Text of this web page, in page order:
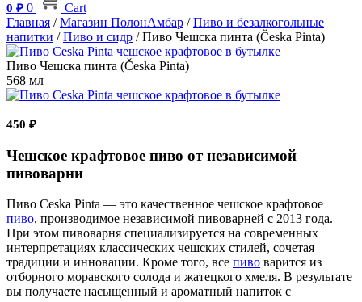
0 ₽ 0
Cart
Главная /Магазин ПолонАмбар /Пиво и безалкогольные
напитки /Пиво и сидр / Пиво Чешска пинта (Česka Pinta)
Пиво Чешска пинта (Česka Pinta)
568 мл
450 ₽
Чешское крафтовое пиво от независимой
пивоварни
Пиво Ceska Pinta — это качественное чешское крафтовое
пиво, производимое независимой пивоварней с 2013 года.
При этом пивоварня специализируется на современных
интерпретациях классических чешских стилей, сочетая
традиции и инновации. Кроме того, все пиво варится из
отборного моравского солода и жатецкого хмеля. В результате
вы получаете насыщенный и ароматный напиток с